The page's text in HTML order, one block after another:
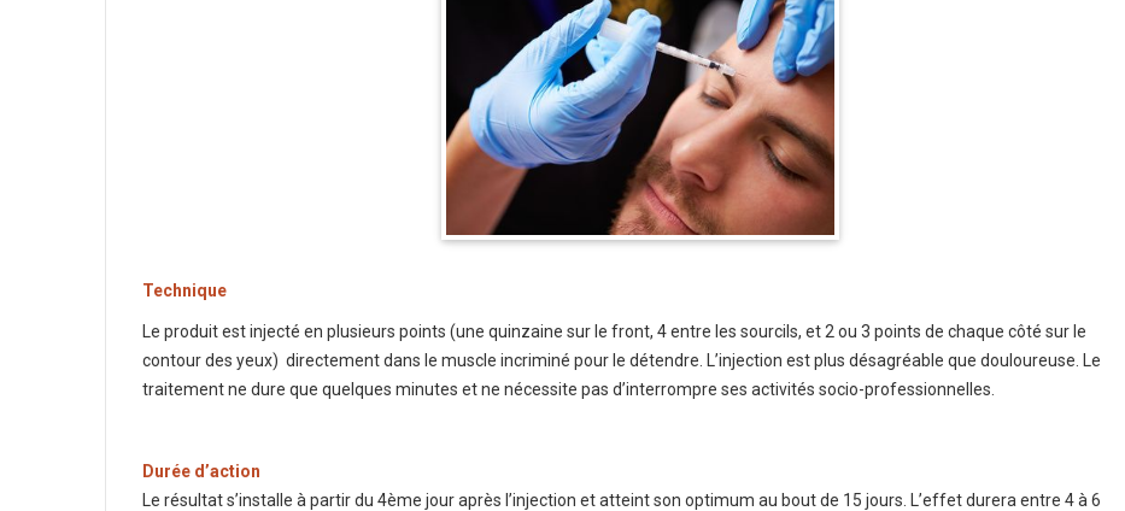
Technique
Le produit est injecté en plusieurs points (une quinzaine sur le front, 4 entre les sourcils, et 2 ou 3 points de chaque côté sur le
contour des yeux) directement dans le muscle incriminé pour le détendre. L’injection est plus désagréable que douloureuse. Le
traitement ne dure que quelques minutes et ne nécessite pas d’interrompre ses activités socio-professionnelles.
Durée d’action
Le résultat s’installe à partir du 4ème jour après l’injection et atteint son optimum au bout de 15 jours. L’effet durera entre 4 à 6